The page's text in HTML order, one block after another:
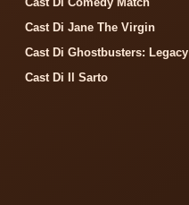
Cast Di Jane The Virgin
Cast Di Ghostbusters: Legacy
Cast Di Il Sarto